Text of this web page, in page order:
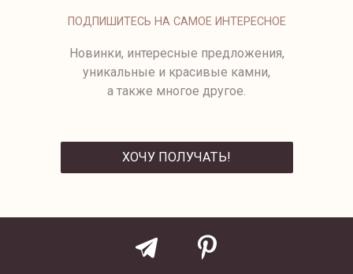
ПОДПИШИТЕСЬ НА САМОЕ ИНТЕРЕСНОЕ
Новинки, интересные предложения,
уникальные и красивые камни,
а также многое другое.
ХОЧУ ПОЛУЧАТЬ!
ОТПРАВИТЬ